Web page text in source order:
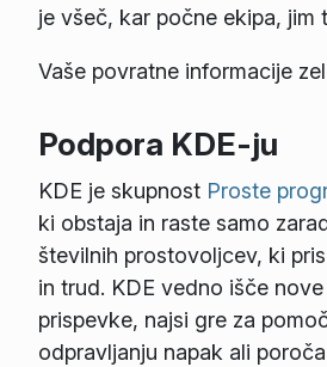
je všeč, kar počne ekipa, jim
Vaše povratne informacije
Podpora KDE-ju
KDE je skupnost Proste
ki obstaja in raste samo
številnih prostovoljcev, ki
in trud. KDE vedno išče
prispevke, najsi gre za
odpravljanju napak ali